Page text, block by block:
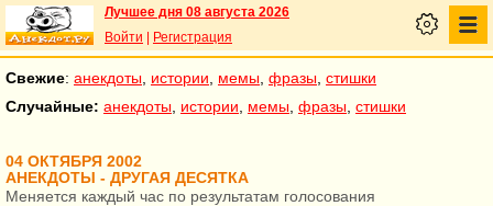
Лучшее дня 08 августа 2026
Войти
Регистрация
Свежие: анекдоты истории мемы фразы стишки
Случайные: анекдоты истории мемы фразы стишки
04 ОКТЯБРЯ 2002
АНЕКДОТЫ - ДРУГАЯ ДЕСЯТКА
Меняется каждый час по результатам голосования